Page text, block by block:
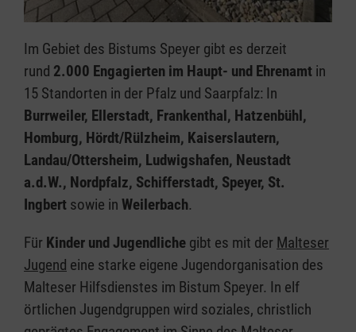
Im Gebiet des Bistums Speyer gibt es derzeit
rund 2.000 Engagierten im Haupt- und Ehrenamt in
15 Standorten in der Pfalz und Saarpfalz: In
Burrweiler, Ellerstadt, Frankenthal, Hatzenbühl,
Homburg, Hördt/Rülzheim, Kaiserslautern,
Landau/Ottersheim, Ludwigshafen, Neustadt
a.d.W., Nordpfalz, Schifferstadt, Speyer, St.
Ingbert sowie in Weilerbach.
Für Kinder und Jugendliche gibt es mit der Malteser
Jugend eine starke eigene Jugendorganisation des
Malteser Hilfsdienstes im Bistum Speyer. In elf
örtlichen Jugendgruppen wird soziales, christlich